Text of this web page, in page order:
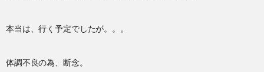
本当は、行く予定でしたが。。。
体調不良の為、断念。